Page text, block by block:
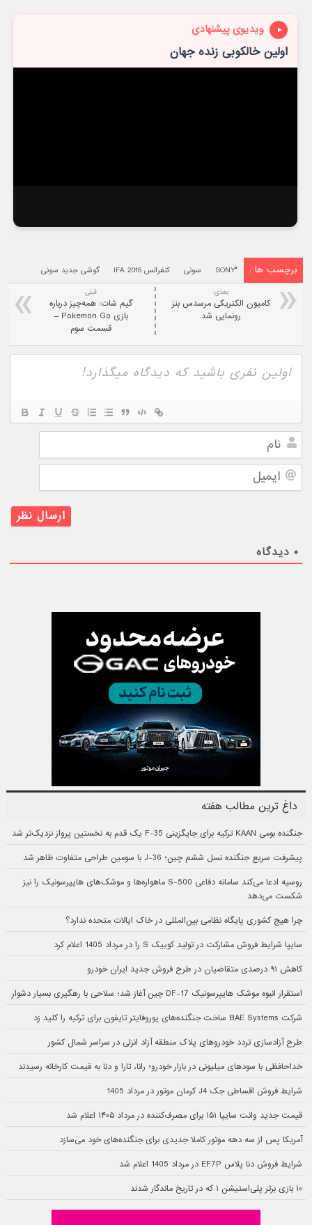
ویدیوی پیشنهادی
اولین خالکوبی زنده جهان
برچسب ها : ُُُُُSONY سونی کنفرانس IFA 2016 گوشی جدید سونی
قبلی
گیم شات: همه‌چیز درباره
بازی Pokemon Go –
قسمت سوم
بعدی:
کامیون الکتریکی مرسدس بنز
رونمایی شد
نام
ایمیل
۰ دیدگاه
داغ ترین مطالب هفته
جنگنده بومی KAAN ترکیه برای جایگزینی F-35 یک قدم به نخستین پرواز نزدیک‌تر شد
پیشرفت سریع جنگنده نسل ششم چین؛ J-36 با سومین طراحی متفاوت ظاهر شد
روسیه ادعا می‌کند سامانه دفاعی S-500 ماهواره‌ها و موشک‌های هایپرسونیک را نیز
شکست می‌دهد
چرا هیچ کشوری پایگاه نظامی بین‌المللی در خاک ایالات متحده ندارد؟
سایپا شرایط فروش مشارکت در تولید کوییک S را در مرداد 1405 اعلام کرد
کاهش ۹۱ درصدی متقاضیان در طرح فروش جدید ایران خودرو
استقرار انبوه موشک هایپرسونیک DF-17 چین آغاز شد؛ سلاحی با رهگیری بسیار دشوار
شرکت BAE Systems ساخت جنگنده‌های یوروفایتر تایفون برای ترکیه را کلید زد
طرح آزادسازی تردد خودروهای پلاک منطقه آزاد انزلی در سراسر شمال کشور
خداحافظی با سودهای میلیونی در بازار خودرو؛ رانا، تارا و دنا به قیمت کارخانه رسیدند
شرایط فروش اقساطی جک J4 کرمان موتور در مرداد 1405
قیمت جدید وانت سایپا ۱۵۱ برای مصرف‌کننده در مرداد ۱۴۰۵ اعلام شد
آمریکا پس از سه دهه موتور کاملا جدیدی برای جنگنده‌های خود می‌سازد
شرایط فروش دنا پلاس EF7P در مرداد 1405 اعلام شد
۱۰ بازی برتر پلی‌استیشن ۱ که در تاریخ ماندگار شدند